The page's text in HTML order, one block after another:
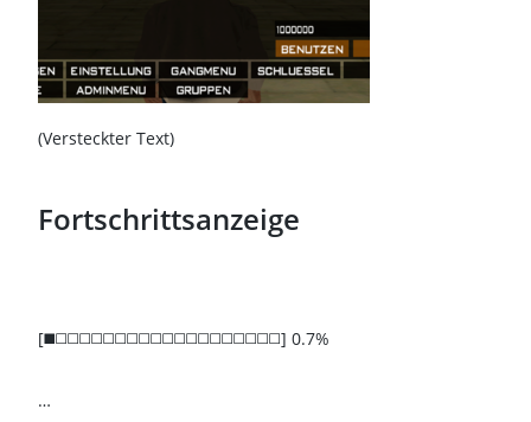
(Versteckter Text)
Fortschrittsanzeige
[◼️◻️◻️◻️◻️◻️◻️◻️◻️◻️◻️◻️◻️◻️◻️◻️◻️◻️◻️◻️] 0.7%
…